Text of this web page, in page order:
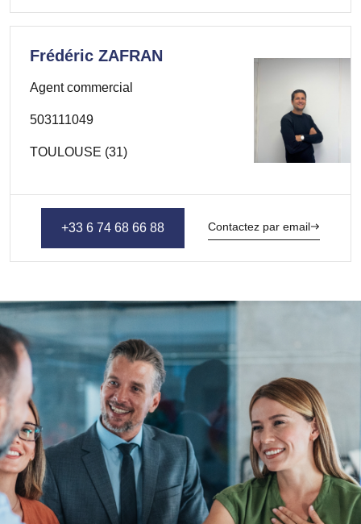
Frédéric ZAFRAN
Agent commercial
503111049
TOULOUSE (31)
+33 6 74 68 66 88 Contactez par email